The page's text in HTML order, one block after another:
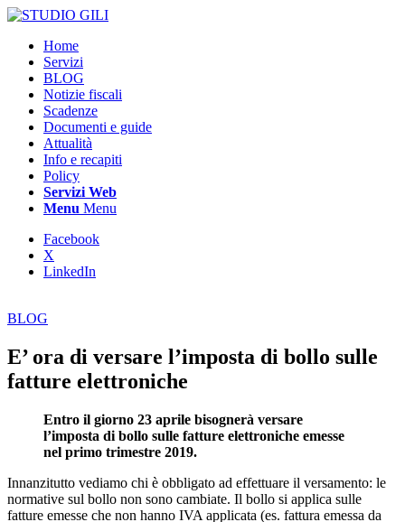
Home
Servizi
BLOG
Notizie fiscali
Scadenze
Documenti e guide
Attualità
Info e recapiti
Policy
Servizi Web
Menu Menu
Facebook
X
LinkedIn
BLOG
E’ ora di versare l’imposta di bollo sulle
fatture elettroniche
Entro il giorno 23 aprile bisognerà versare
l’imposta di bollo sulle fatture elettroniche emesse
nel primo trimestre 2019.
Innanzitutto vediamo chi è obbligato ad effettuare il versamento: le
normative sul bollo non sono cambiate. Il bollo si applica sulle
fatture emesse che non hanno IVA applicata (es. fattura emessa da